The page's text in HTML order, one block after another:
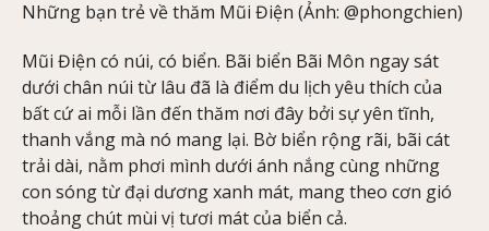
Những bạn trẻ về thăm Mũi Điện (Ảnh: @phongchien)
Mũi Điện có núi, có biển. Bãi biển Bãi Môn ngay sát
dưới chân núi từ lâu đã là điểm du lịch yêu thích của
bất cứ ai mỗi lần đến thăm nơi đây bởi sự yên tĩnh,
thanh vắng mà nó mang lại. Bờ biển rộng rãi, bãi cát
trải dài, nằm phơi mình dưới ánh nắng cùng những
con sóng từ đại dương xanh mát, mang theo cơn gió
thoảng chút mùi vị tươi mát của biển cả.